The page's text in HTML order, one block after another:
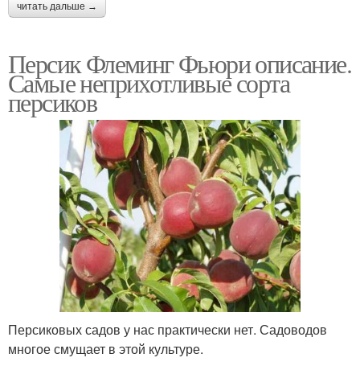
читать дальше →
Персик Флеминг Фьюри описание.
Самые неприхотливые сорта
персиков
Персиковых садов у нас практически нет. Садоводов
многое смущает в этой культуре.